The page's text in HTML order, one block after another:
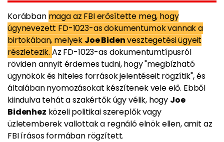
Korábban maga az FBI erősítette meg, hogy
úgynevezett FD-1023-as dokumentumok vannak a
birtokában, melyek Joe Bidenvesztegetési ügyeit
részletezik. Az FD-1023-as dokumentumtípusról
röviden annyit érdemes tudni, hogy "megbízható
ügynökök és hiteles források jelentéseit rögzítik", és
általában nyomozásokat készítenek vele elő. Ebből
kiindulva tehát a szakértők úgy vélik, hogy Joe
Bidenhez közeli politikai szereplők vagy
üzletemberek vallottak a regnáló elnök ellen, amit az
FBI írásos formában rögzített.